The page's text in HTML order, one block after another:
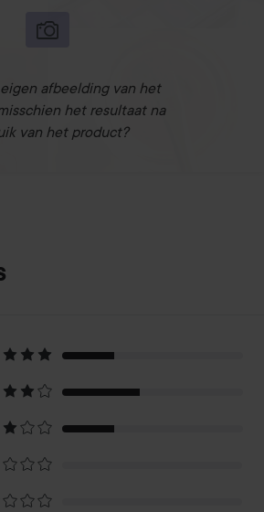
afbeelding van het
het resultaat na
van het product?